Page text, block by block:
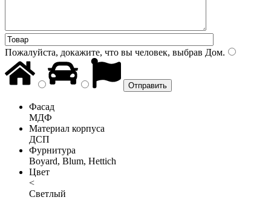
Пожалуйста, докажите, что вы человек, выбрав Дом.
Фасад
МДФ
Материал корпуса
ДСП
Фурнитура
Boyard, Blum, Hettich
Цвет
<
Светлый